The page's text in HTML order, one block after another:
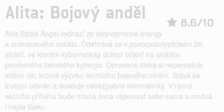
8.6/10
Alita: Bojový anděl
Alita Battle Angel vychází ze stejnojmenné mangy
a animovaného seriálu. Odehrává se v postapokalyptickém 26.
století, ve kterém kybernetický doktor objeví na skládce
poničeného ženského kyborga. Opravená dívka si nepamatuje
vůbec nic, kromě výcviku smrtícího bojového umění. Stává se
lovkyní odměn a likviduje nebezpečné kriminálníky. V rámci
akčního příběhu bude mladá žena objevovat sebe sama a možná
i najde lásku.